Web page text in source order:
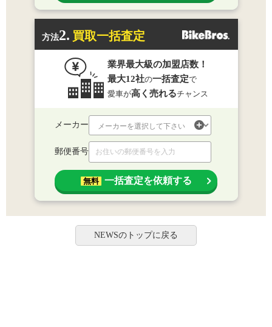
方法2. 買取一括査定
業界最大級の加盟店数！
最大12社の一括査定で
愛車が高く売れるチャンス
メーカー
郵便番号
無料 一括査定を依頼する
NEWSのトップに戻る